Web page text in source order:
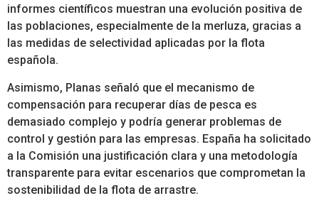
informes científicos muestran una evolución positiva de
las poblaciones, especialmente de la merluza, gracias a
las medidas de selectividad aplicadas por la flota
española.
Asimismo, Planas señaló que el mecanismo de
compensación para recuperar días de pesca es
demasiado complejo y podría generar problemas de
control y gestión para las empresas. España ha solicitado
a la Comisión una justificación clara y una metodología
transparente para evitar escenarios que comprometan la
sostenibilidad de la flota de arrastre.